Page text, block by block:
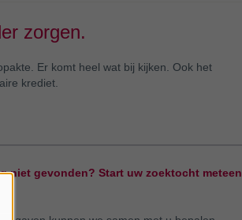
zorgen.
Er komt heel wat bij kijken. Ook het
krediet.
niet gevonden? Start uw zoektocht meteen